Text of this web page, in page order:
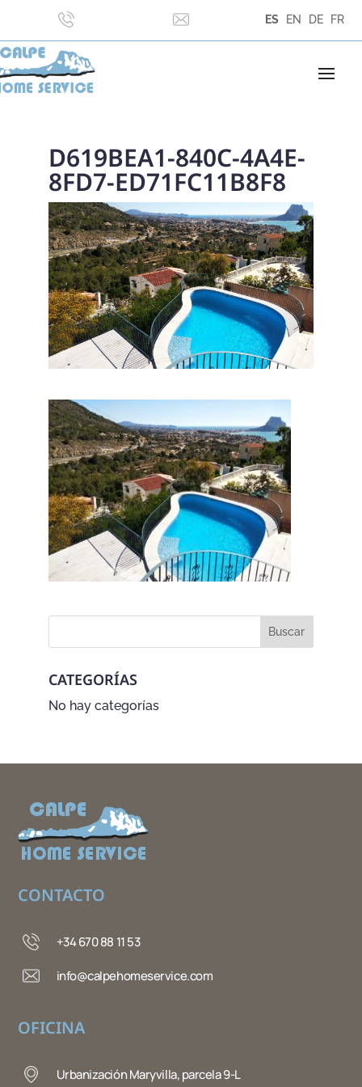
ES EN DE FR
D619BEA1-840C-4A4E-
8FD7-ED71FC11B8F8
CATEGORÍAS
No hay categorías
CONTACTO
+34 670 88 11 53
info@calpehomeservice.com
OFICINA
Urbanización Maryvilla, parcela 9-L